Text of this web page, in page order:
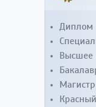
Диплом
Высшее
Магистр